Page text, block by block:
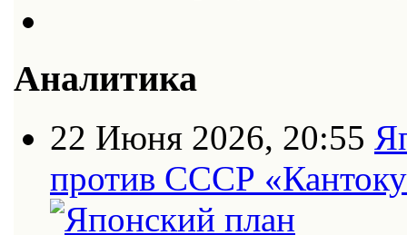
Аналитика
22 Июня 2026, 20:55
против СССР